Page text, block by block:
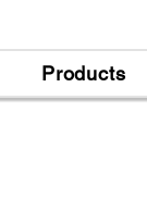
Products